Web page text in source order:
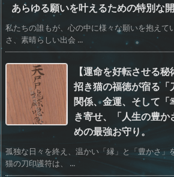
あらゆる願いを叶えるための特別な
私たちの誰もが、心の中に様々な願いを抱えて
さ、素晴らしい出会 ...
【運命を好転させる
招き猫の福徳が宿る「
関係、金運、そして「
き寄せ、「人生の豊か
めの最強お守り。
孤独な日々を終え、温かい「縁」と「豊かさ」
猫の刀印護符は、 ...